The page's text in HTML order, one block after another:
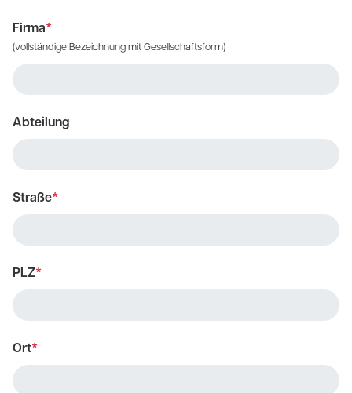
Firma*
(vollständige Bezeichnung mit Gesellschaftsform)
Abteilung
Straße*
PLZ*
Ort*